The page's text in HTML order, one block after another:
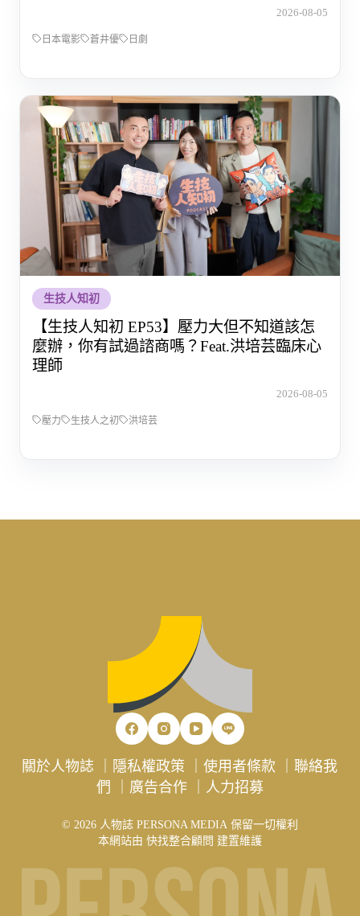
2026-08-05
日本電影 蒼井優 日劇
生技人知初
【生技人知初 EP53】壓力大但不知道該怎
麼辦，你有試過諮商嗎？Feat.洪培芸臨床心
理師
2026-08-05
壓力 生技人之初 洪培芸
關於人物誌 隱私權政策 ｜使用者條款 ｜聯絡我
們
廣告合作｜ 人力招募
© 2026 人物誌 PERSONA MEDIA 保留一切權利
本網站由 快找整合顧問 建置維護